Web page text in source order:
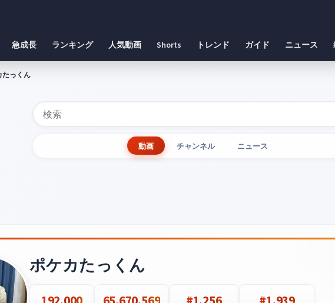
急成長 ランキング 人気動画 Shorts トレンド ガイド ニュース
たっくん
動画 チャンネル ニュース
ポケカたっくん